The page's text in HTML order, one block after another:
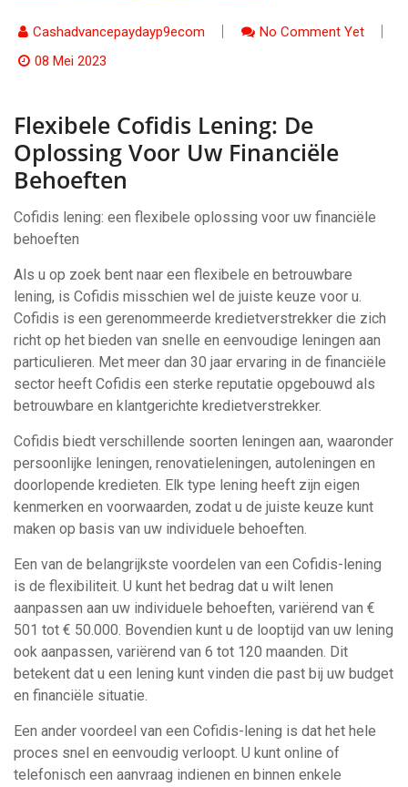
Cashadvancepaydayp9ecom
No Comment Yet
08 Mei 2023
Flexibele Cofidis Lening: De
Oplossing Voor Uw Financiële
Behoeften
Cofidis lening: een flexibele oplossing voor uw financiële
behoeften
Als u op zoek bent naar een flexibele en betrouwbare
lening, is Cofidis misschien wel de juiste keuze voor u.
Cofidis is een gerenommeerde kredietverstrekker die zich
richt op het bieden van snelle en eenvoudige leningen aan
particulieren. Met meer dan 30 jaar ervaring in de financiële
sector heeft Cofidis een sterke reputatie opgebouwd als
betrouwbare en klantgerichte kredietverstrekker.
Cofidis biedt verschillende soorten leningen aan, waaronder
persoonlijke leningen, renovatieleningen, autoleningen en
doorlopende kredieten. Elk type lening heeft zijn eigen
kenmerken en voorwaarden, zodat u de juiste keuze kunt
maken op basis van uw individuele behoeften.
Een van de belangrijkste voordelen van een Cofidis-lening
is de flexibiliteit. U kunt het bedrag dat u wilt lenen
aanpassen aan uw individuele behoeften, variërend van €
501 tot € 50.000. Bovendien kunt u de looptijd van uw lening
ook aanpassen, variërend van 6 tot 120 maanden. Dit
betekent dat u een lening kunt vinden die past bij uw budget
en financiële situatie.
Een ander voordeel van een Cofidis-lening is dat het hele
proces snel en eenvoudig verloopt. U kunt online of
telefonisch een aanvraag indienen en binnen enkele